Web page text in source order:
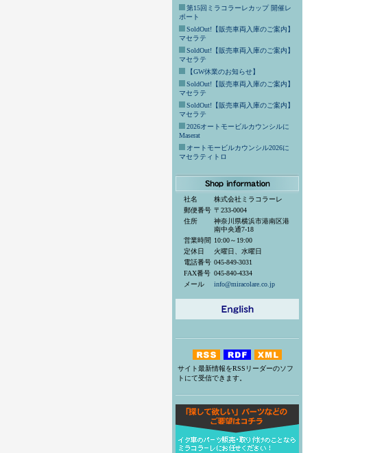
第15回ミラコラーレカップ 開催レ
ポート
SoldOut!【販売車両入庫のご案内】
マセラテ
SoldOut!【販売車両入庫のご案内】
マセラテ
【GW休業のお知らせ】
SoldOut!【販売車両入庫のご案内】
マセラテ
SoldOut!【販売車両入庫のご案内】
マセラテ
2026オートモービルカウンシルに
Maserat
オートモービルカウンシル2026に
マセラティトロ
社名
株式会社ミラコラーレ
郵便番号 〒233-0004
住所
神奈川県横浜市港南区港
南中央通7-18
営業時間 10:00～19:00
定休日
火曜日、水曜日
電話番号 045-849-3031
FAX番号 045-840-4334
メール
info@miracolare.co.jp
サイト最新情報をRSSリーダーのソフ
トにて受信できます。